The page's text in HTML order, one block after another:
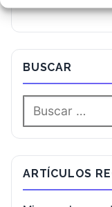
BUSCAR
ARTÍCULOS